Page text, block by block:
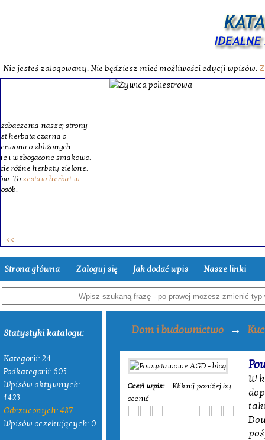
Nie jesteś zalogowany. Nie będziesz mieć możliwości edycji wpisów.
Strona główna Zaloguj się Jak dodać wpis Nasze linki
Statystyki katalogu:
Kategorii: 24
Podkategorii: 605
Wpisów aktywnych:
1423
Odrzuconych: 487
Wpisów oczekujących: 0
Dom i budownictwo →
Oceń wpis:
Kliknij poniżej by
ocenić
W